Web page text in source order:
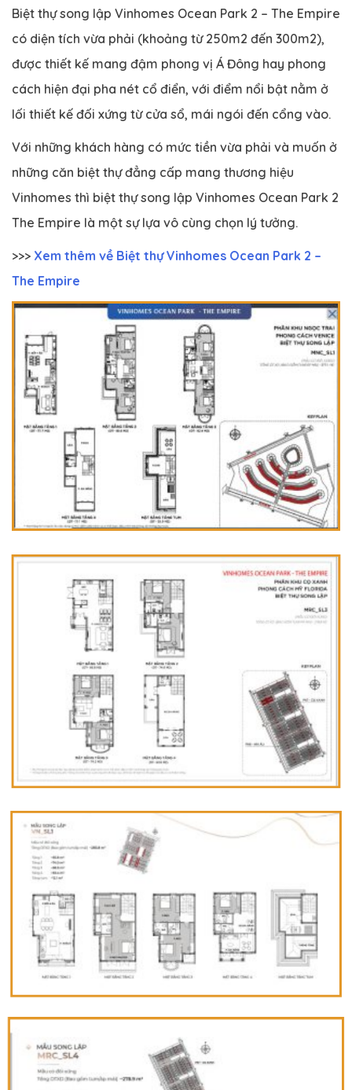
Biệt thự song lập Vinhomes Ocean Park 2 – The Empire
có diện tích vừa phải (khoảng từ 250m2 đến 300m2),
được thiết kế mang đậm phong vị Á Đông hay phong
cách hiện đại pha nét cổ điển, với điểm nổi bật nằm ở
lối thiết kế đối xứng từ cửa sổ, mái ngói đến cổng vào.
Với những khách hàng có mức tiền vừa phải và muốn ở
những căn biệt thự đẳng cấp mang thương hiệu
Vinhomes thì biệt thự song lập Vinhomes Ocean Park 2
The Empire là một sự lựa vô cùng chọn lý tưởng.
>>> Xem thêm về Biệt thự Vinhomes Ocean Park 2 –
The Empire